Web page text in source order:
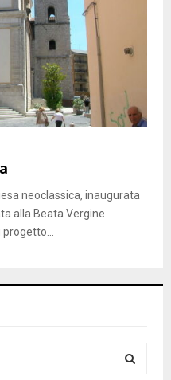
neoclassica, inaugurata
alla Beata Vergine